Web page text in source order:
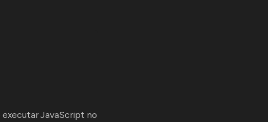
JavaScript no